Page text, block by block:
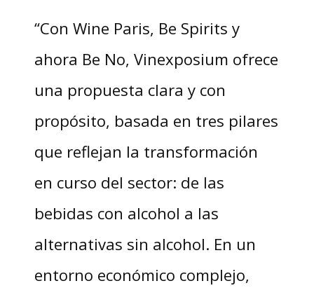
“Con Wine Paris, Be Spirits y
ahora Be No, Vinexposium ofrece
una propuesta clara y con
propósito, basada en tres pilares
que reflejan la transformación
en curso del sector: de las
bebidas con alcohol a las
alternativas sin alcohol. En un
entorno económico complejo,